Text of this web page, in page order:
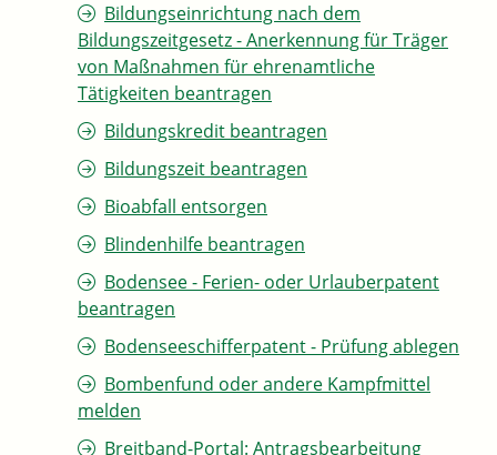
Bildungseinrichtung nach dem
Bildungszeitgesetz - Anerkennung für Träger
von Maßnahmen für ehrenamtliche
Tätigkeiten beantragen
Bildungskredit beantragen
Bildungszeit beantragen
Bioabfall entsorgen
Blindenhilfe beantragen
Bodensee - Ferien- oder Urlauberpatent
beantragen
Bodenseeschifferpatent - Prüfung ablegen
Bombenfund oder andere Kampfmittel
melden
Breitband-Portal: Antragsbearbeitung